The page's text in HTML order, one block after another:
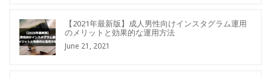
【2021年最新版】成人男性向けインスタグラム運用
のメリットと効果的な運用方法
June 21, 2021